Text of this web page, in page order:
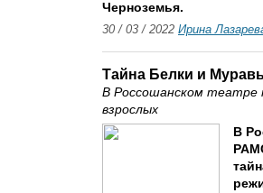
Черноземья.
30 / 03 / 2022 Ирина
Тайна Белки и
В Россошанском театре
взрослых
В